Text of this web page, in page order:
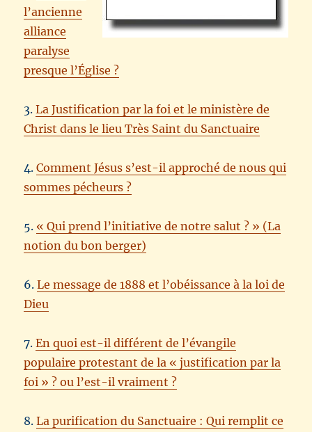
l’ancienne
alliance
paralyse
presque l’Église ?
3.La Justification par la foi et le ministère de
Christ dans le lieu Très Saint du Sanctuaire
4.Comment Jésus s’est-il approché de nous qui
sommes pécheurs ?
5. « Qui prend l’initiative de notre salut ? » (La
notion du bon berger)
6.Le message de 1888 et l’obéissance à la loi de
Dieu
7.En quoi est-il différent de l’évangile
populaire protestant de la « justification par la
foi » ? ou l’est-il vraiment ?
8.La purification du Sanctuaire : Qui remplit ce